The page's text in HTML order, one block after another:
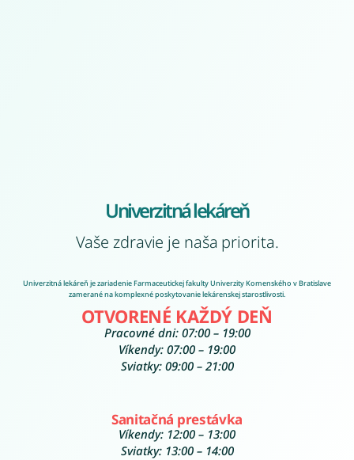
Univerzitná lekáreň
Vaše zdravie je naša priorita.
Univerzitná lekáreň je zariadenie Farmaceutickej fakulty Univerzity Komenského v Bratislave
zamerané na komplexné poskytovanie lekárenskej starostlivosti.
OTVORENÉ KAŽDÝ DEŇ
Pracovné dni: 07:00 – 19:00
Víkendy: 07:00 – 19:00
Sviatky: 09:00 – 21:00
Sanitačná prestávka
Víkendy: 12:00 – 13:00
Sviatky: 13:00 – 14:00